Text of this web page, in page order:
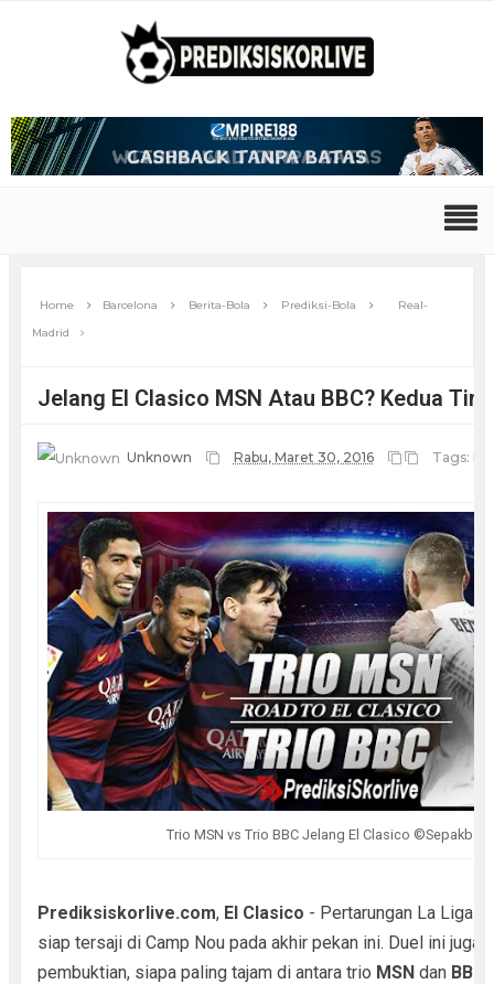
Home Barcelona Berita-Bola Prediksi-Bola
Real-
Madrid
Jelang El Clasico MSN Atau BBC? Kedua
Unknown Rabu, Maret 30, 2016 Tags:
Trio MSN vs Trio BBC Jelang El Clasico
Prediksiskorlive.com, El Clasico - Pertarungan La Liga
siap tersaji di Camp Nou pada akhir pekan ini. Duel ini juga
pembuktian, siapa paling tajam di antara trio MSNdan BBC